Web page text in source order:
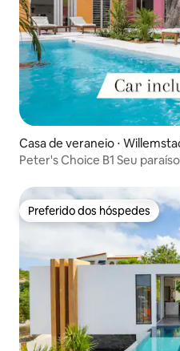
Casa de veraneio ⋅
Peter's Choice B1
Preferido dos hóspedes
Preferido dos hóspedes